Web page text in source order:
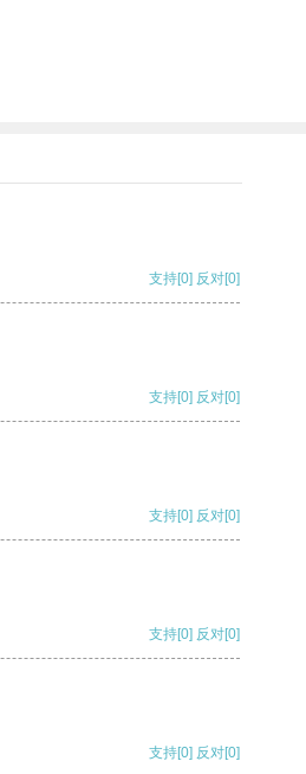
支持[0] 反对[0]
支持[0] 反对[0]
支持[0] 反对[0]
支持[0] 反对[0]
支持[0] 反对[0]